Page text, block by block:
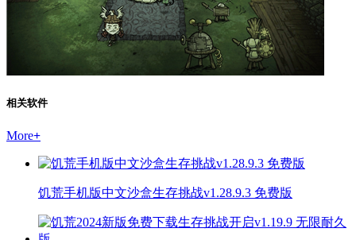
相关软件
More+
饥荒手机版中文沙盒生存挑战v1.28.9.3 免费版